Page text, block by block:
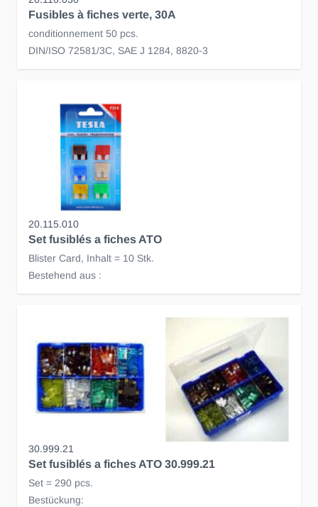
Fusibles à fiches verte, 30A
conditionnement 50 pcs.
DIN/ISO 72581/3C, SAE J 1284, 8820-3
20.115.010
Set fusiblés a fiches ATO
Blister Card, Inhalt = 10 Stk.
Bestehend aus :
30.999.21
Set fusiblés a fiches ATO 30.999.21
Set = 290 pcs.
Bestückung: